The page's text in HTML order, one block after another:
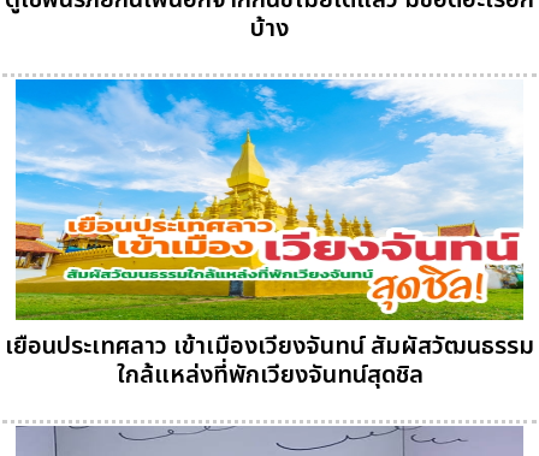
บ้าง
เยือนประเทศลาว เข้าเมืองเวียงจันทน์ สัมผัสวัฒนธรรม
ใกล้แหล่งที่พักเวียงจันทน์สุดชิล